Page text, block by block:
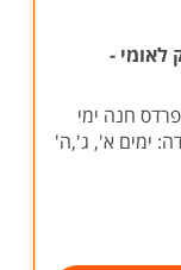
לאומי -
חנה ימי
ימים א', ג',ה'